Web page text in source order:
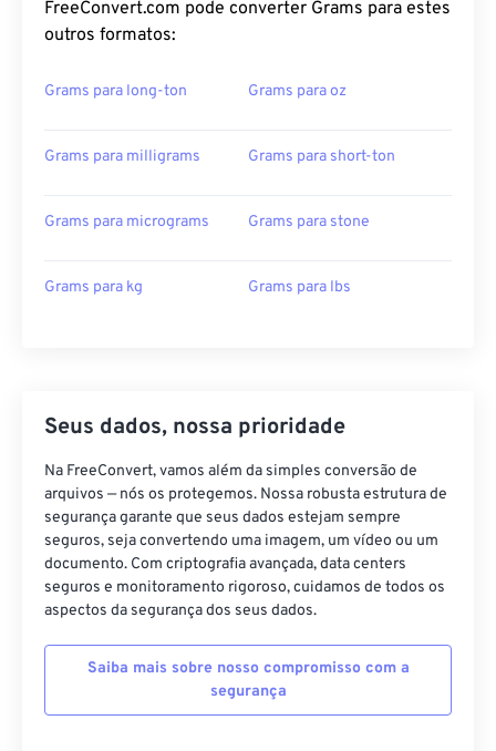
FreeConvert.com pode converter Grams para estes
outros formatos:
Grams para long-ton Grams para oz
Grams para milligrams Grams para short-ton
Grams para micrograms Grams para stone
Grams para kg Grams para lbs
Seus dados, nossa prioridade
Na FreeConvert, vamos além da simples conversão de
arquivos — nós os protegemos. Nossa robusta estrutura de
segurança garante que seus dados estejam sempre
seguros, seja convertendo uma imagem, um vídeo ou um
documento. Com criptografia avançada, data centers
seguros e monitoramento rigoroso, cuidamos de todos os
aspectos da segurança dos seus dados.
Saiba mais sobre nosso compromisso com a
segurança